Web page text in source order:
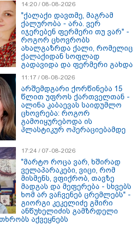
- რომი 1641.00 ლარიდან
14:20 / 08-08-2026
"ქალაქი დავთმე, მაგრამ
ქალურობა - არა. ვერ
იჯერებენ ფერმერი თუ ვარ" -
როგორ ცხოვრობს
ახალგაზრდა ქალი, რომელიც
ქალაქიდან სოფლად
გადავიდა და ფერმერი გახდა
11:17 / 08-08-2026
არშემდგარი ქორწინება 15
წლით უფროს ქართველთან -
ალინა კაბაევას საიდუმლო
ცხოვრება: როგორ
გამოიყურებოდა ის
პლასტიკურ ოპერაციებამდე
17:24 / 07-08-2026
"მარტო როცა ვარ, ხშირად
ველაპარაკები, ვიცი, რომ
მისმენს, ვფიქრობ, თავზე
მადგას და მეფერება - სხვებს
ხომ არ ვაჩვენებ ცრემლებს" -
გიორგი კეკელიძე გმირი
ანწუხელიძის გამზრდელი
აქვეყნებს